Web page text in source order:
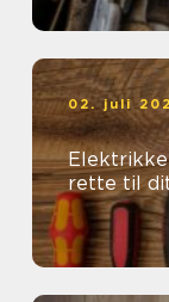
02. juli
Elektrikker ringsted
rette til